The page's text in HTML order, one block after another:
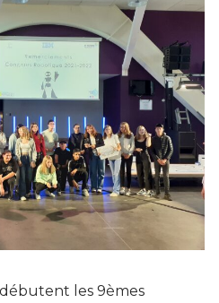
les 9èmes